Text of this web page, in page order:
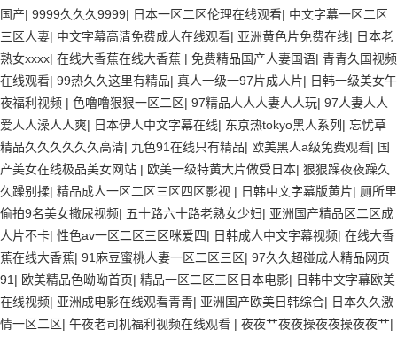
国产| 9999久久久9999| 日本一区二区伦理在线观看| 中文字幕一区二区
三区人妻| 中文字幕高清免费成人在线观看| 亚洲黄色片免费在线| 日本老
熟女xxxx| 在线大香蕉在线大香蕉 | 免费精品国产人妻国语| 青青久国视频
在线观看| 99热久久这里有精品| 真人一级一97片成人片| 日韩一级美女午
夜福利视频 | 色噜噜狠狠一区二区| 97精品人人人妻人人玩| 97人妻人人
爱人人澡人人爽| 日本伊人中文字幕在线| 东京热tokyo黑人系列 | 忘忧草
精品久久久久久久高清| 九色91在线只有精品| 欧美黑人a级免费观看| 国
产美女在线极品美女网站 | 欧美一级特黄大片做受日本| 狠狠躁夜夜躁久
久躁别揉| 精品成人一区二区三区四区影视 | 日韩中文字幕版黄片| 厕所里
偷拍9名美女撒尿视频| 五十路六十路老熟女少妇| 亚洲国产精品区二区成
人片不卡| 性色av一区二区三区咪爱四| 日韩成人中文字幕视频| 在线大香
蕉在线大香蕉| 91麻豆蜜桃人妻一区二区三区| 97久久超碰成人精品网页
91 | 欧美精品色呦呦首页| 精品一区二区三区日本电影| 日韩中文字幕欧美
在线视频| 亚洲成电影在线观看青青| 亚洲国产欧美日韩综合| 日本久久激
情一区二区| 午夜老司机福利视频在线观看 | 夜夜艹夜夜操夜夜操夜夜艹|